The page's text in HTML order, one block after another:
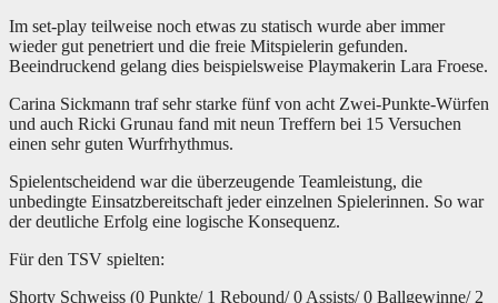
Im set-play teilweise noch etwas zu statisch wurde aber immer
wieder gut penetriert und die freie Mitspielerin gefunden.
Beeindruckend gelang dies beispielsweise Playmakerin Lara Froese.
Carina Sickmann traf sehr starke fünf von acht Zwei-Punkte-Würfen
und auch Ricki Grunau fand mit neun Treffern bei 15 Versuchen
einen sehr guten Wurfrhythmus.
Spielentscheidend war die überzeugende Teamleistung, die
unbedingte Einsatzbereitschaft jeder einzelnen Spielerinnen. So war
der deutliche Erfolg eine logische Konsequenz.
Für den TSV spielten:
Shorty Schweiss (0 Punkte/ 1 Rebound/ 0 Assists/ 0 Ballgewinne/ 2